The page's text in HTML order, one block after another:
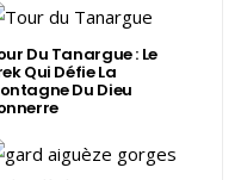
Du Tanargue : Le
Qui Défie La
Du Dieu